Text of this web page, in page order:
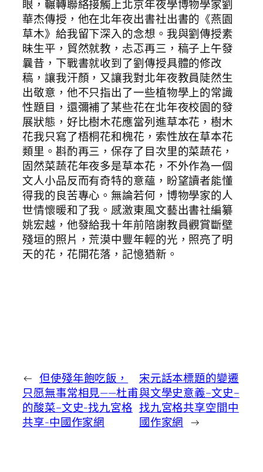
眼，輾轉聯絡接觸上北京年夜學博物學家劉
華杰傳授，他在北年夜出書社出書的《燕園
草木》給我留下深入的念想。我與劉傳授素
昧生平，貿然就教，忐忑再三，稿子上午發
曩昔，下戰書就收到了劉傳授具體的修改
稿，讓我汗顏，又讓我對北年夜教員陡然生
出敬意，他不只指出了一些植物學上的常識
性題目，還彌補了某些花在北年夜校園的發
展狀態，好比樹木花應當列進草本花，樹木
花我只寫了梧桐花和槐花，索性放在草本花
類里。斟酌再三，保存了目次里的菜蔬花，
固然菜蔬花年夜多是草本花，不外作為一個
文人小品反而有奇特的意蘊，盼望讀者能懂
得我的良苦專心。無論若何，博物學家的人
世情懷暖和了我。感激東風文藝出書社編纂
姚宏越，他發給我十年前陪謝教員觀賞斷壁
殘垣的照片，荒漠中豐年輕的光，照亮了明
天的花，花開花落，記憶猶新。
← 但使殘年飽吃飯，
只愿無事常相見——杜甫
的酸菜–文史-找九宮格
共享-中國作家網
宋元話本標題的變遷
與文學史意義–文史–
找九宮格共享空間中
國作家網 →